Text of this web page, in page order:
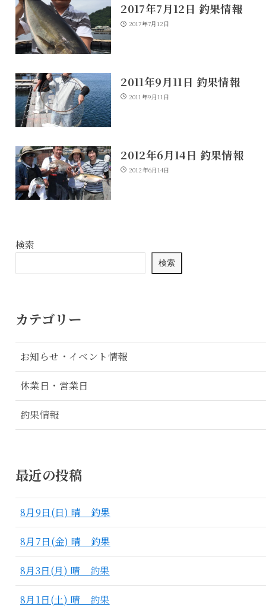
2017年7月12日 釣果情報
2017年7月12日
2011年9月11日 釣果情報
2011年9月11日
2012年6月14日 釣果情報
2012年6月14日
検索
検索
カテゴリー
お知らせ・イベント情報
休業日・営業日
釣果情報
最近の投稿
8月9日(日) 晴 釣果
8月7日(金) 晴 釣果
8月3日(月) 晴 釣果
8月1日(土) 晴 釣果